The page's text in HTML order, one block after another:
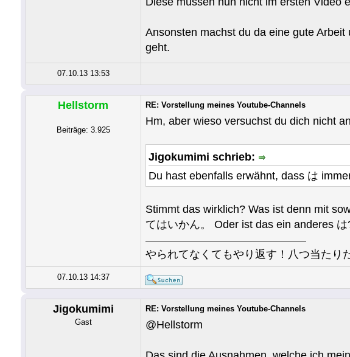
Ansonsten machst du da eine gute
geht.
07.10.13 13:53
Hellstorm
Beiträge: 3.925
RE: Vorstellung meines Youtube-Channels
Hm, aber wieso versuchst du dich nicht
Jigokumimi schrieb:
Du hast ebenfalls erwähnt, dass は
Stimmt das wirklich? Was ist denn mit
てはいかん。 Oder ist das ein anderes は
やられてなくてもやり返す！八つ当たり
07.10.13 14:37
Jigokumimi
Gast
RE: Vorstellung meines Youtube-Channels
@Hellstorm